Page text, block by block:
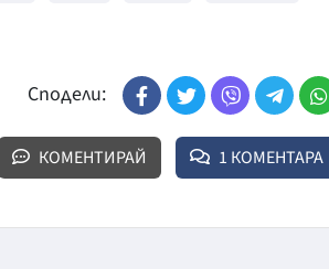
Сподели:
КОМЕНТИРАЙ 1 КОМЕНТАРА